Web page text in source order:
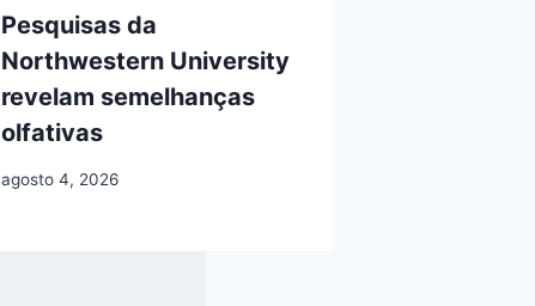
Pesquisas da
Northwestern University
revelam semelhanças
olfativas
agosto 4, 2026